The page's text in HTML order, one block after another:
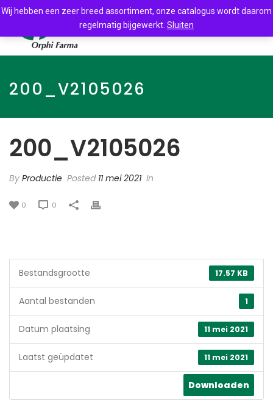
200_V2105026
200_V2105026
By Productie Posted 11 mei 2021 In
0 0
17.57 KB
Bestandsgrootte
1
Aantal bestanden
11 mei 2021
Datum plaatsing
11 mei 2021
Laatst geüpdatet
Downloaden
Wij hebben een zeer breed assortiment, onze catalogus wordt daarom
regelmatig bijgewerkt. Sluiten